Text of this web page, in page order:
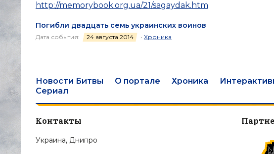
http://memorybook.org.ua/21/sagaydak.htm
Погибли двадцать семь украинских воинов
Дата события: 24 августа 2014 • Хроника
Новости Битвы О портале Хроника
Сериал
Контакты
Украина, Днипро